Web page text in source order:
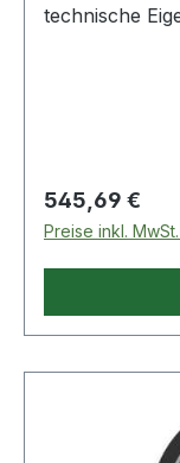
technische
Regulärer
545,69 €
Preise inkl.